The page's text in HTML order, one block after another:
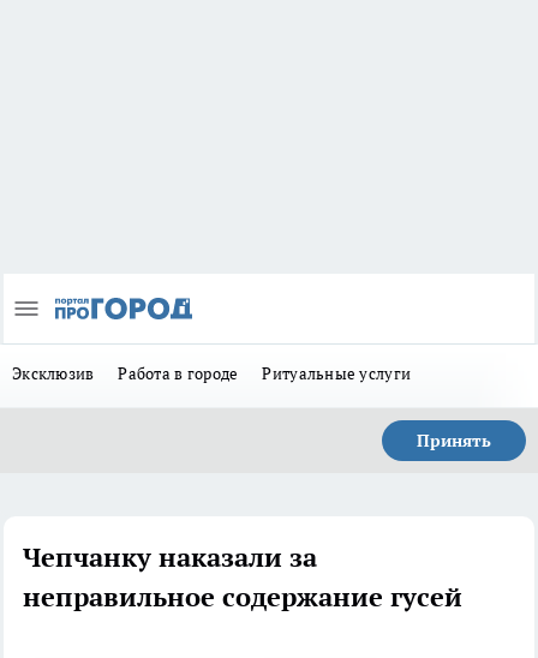
Эксклюзив Работа в городе Ритуальные услуги
Принять
Чепчанку наказали за
неправильное содержание гусей